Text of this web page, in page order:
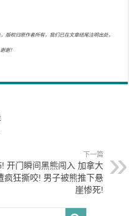
版权归原作者所有，我们已在文章结尾注明出处，
谢！
下一篇
! 开门瞬间黑熊闯入 加拿大
疯狂撕咬! 男子被熊推下悬
崖惨死!